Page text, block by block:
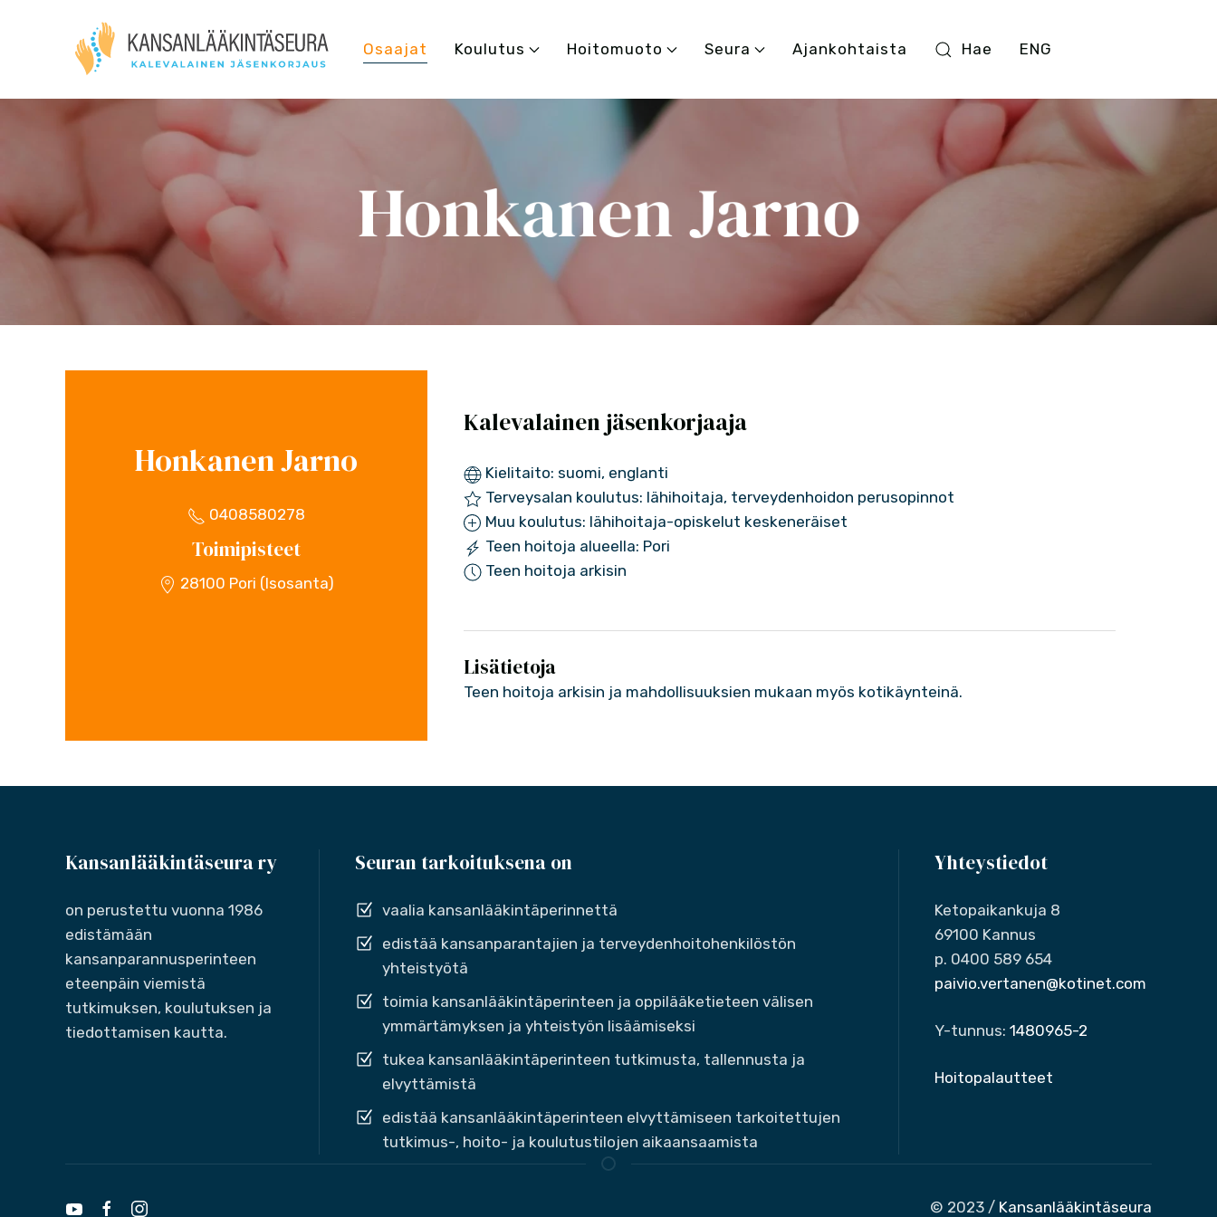
Osaajat Koulutus Hoitomuoto Seura Ajankohtaista Hae ENG
Honkanen Jarno
Honkanen Jarno
0408580278
Toimipisteet
28100 Pori (Isosanta)
Kalevalainen jäsenkorjaaja
Kielitaito: suomi, englanti
Terveysalan koulutus: lähihoitaja, terveydenhoidon perusopinnot
Muu koulutus: lähihoitaja-opiskelut keskeneräiset
Teen hoitoja alueella: Pori
Teen hoitoja arkisin
Lisätietoja
Teen hoitoja arkisin ja mahdollisuuksien mukaan myös kotikäynteinä.
Kansanlääkintäseura ry
on perustettu vuonna 1986
edistämään
kansanparannusperinteen
eteenpäin viemistä
tutkimuksen, koulutuksen ja
tiedottamisen kautta.
Seuran tarkoituksena on
vaalia kansanlääkintäperinnettä
edistää kansanparantajien ja terveydenhoitohenkilöstön
yhteistyötä
toimia kansanlääkintäperinteen ja oppilääketieteen välisen
ymmärtämyksen ja yhteistyön lisäämiseksi
tukea kansanlääkintäperinteen tutkimusta, tallennusta ja
elvyttämistä
edistää kansanlääkintäperinteen elvyttämiseen tarkoitettujen
tutkimus-, hoito- ja koulutustilojen aikaansaamista
Yhteystiedot
Ketopaikankuja 8
69100 Kannus
p. 0400 589 654
paivio.vertanen@kotinet.com
Y-tunnus: 1480965-2
Hoitopalautteet
© 2023 / Kansanlääkintäseura